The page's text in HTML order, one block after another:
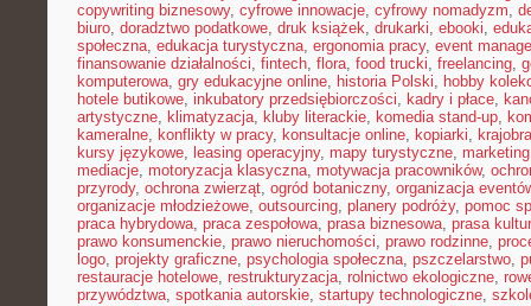
copywriting biznesowy, cyfrowe innowacje, cyfrowy nomadyzm,
biuro, doradztwo podatkowe, druk książek, drukarki, ebooki,
społeczna, edukacja turystyczna, ergonomia pracy, event
finansowanie działalności, fintech, flora, food trucki, freelancing,
komputerowa, gry edukacyjne online, historia Polski, hobby
hotele butikowe, inkubatory przedsiębiorczości, kadry i płace,
artystyczne, klimatyzacja, kluby literackie, komedia stand-up,
kameralne, konflikty w pracy, konsultacje online, kopiarki,
kursy językowe, leasing operacyjny, mapy turystyczne,
mediacje, motoryzacja klasyczna, motywacja pracowników,
przyrody, ochrona zwierząt, ogród botaniczny, organizacja
organizacje młodzieżowe, outsourcing, planery podróży, pomoc
praca hybrydowa, praca zespołowa, prasa biznesowa, prasa
prawo konsumenckie, prawo nieruchomości, prawo rodzinne,
logo, projekty graficzne, psychologia społeczna, pszczelarstwo,
restauracje hotelowe, restrukturyzacja, rolnictwo ekologiczne,
przywództwa, spotkania autorskie, startupy technologiczne,